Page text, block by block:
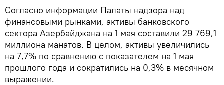
Согласно информации Палаты надзора над
финансовыми рынками, активы банковского
сектора Азербайджана на 1 мая составили 29 769,1
миллиона манатов. В целом, активы увеличились
на 7,7% по сравнению с показателем на 1 мая
прошлого года и сократились на 0,3% в месячном
выражении.